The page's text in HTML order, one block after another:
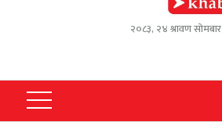
२०८३, २४ श्रावण सोमबार